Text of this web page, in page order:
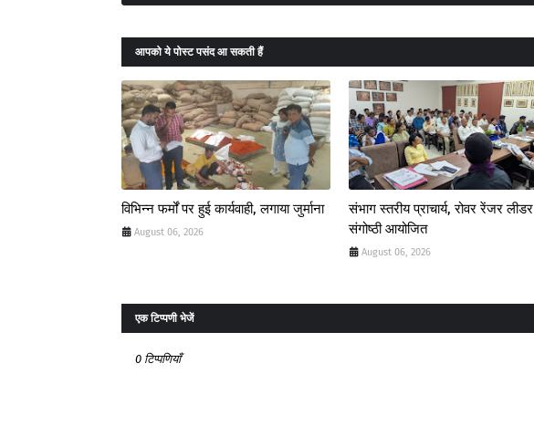
आपको ये पोस्ट पसंद आ सकती हैं
विभिन्न फर्मों पर हुई कार्यवाही, लगाया जुर्माना
August 06, 2026
संभाग स्तरीय प्राचार्य, रोवर रेंजर लीडर
संगोष्ठी आयोजित
August 06, 2026
एक टिप्पणी भेजें
0 टिप्पणियाँ